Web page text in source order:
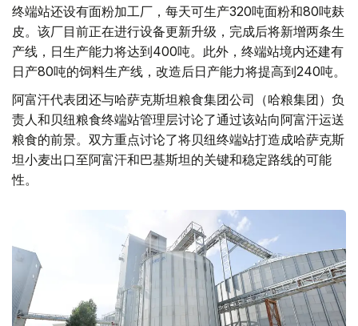
终端站还设有面粉加工厂，每天可生产320吨面粉和80吨麸
皮。该厂目前正在进行设备更新升级，完成后将新增两条生
产线，日生产能力将达到400吨。此外，终端站境内还建有
日产80吨的饲料生产线，改造后日产能力将提高到240吨。
阿富汗代表团还与哈萨克斯坦粮食集团公司（哈粮集团）负
责人和贝纽粮食终端站管理层讨论了通过该站向阿富汗运送
粮食的前景。双方重点讨论了将贝纽终端站打造成哈萨克斯
坦小麦出口至阿富汗和巴基斯坦的关键和稳定路线的可能
性。